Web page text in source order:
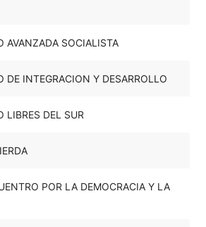
AVANZADA SOCIALISTA
DE INTEGRACION Y DESARROLLO
LIBRES DEL SUR
POR LA DEMOCRACIA Y LA